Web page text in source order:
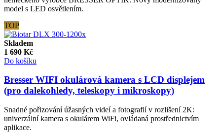
model s LED osvětlením.
TOP
Skladem
1 690 Kč
Do košíku
Bresser WIFI okulárová kamera s LCD displejem
(pro dalekohledy, teleskopy i mikroskopy)
Snadné pořizování úžasných videí a fotografií v rozlišení 2K:
univerzální kamera s okulárem WiFi, ovládaná prostřednictvím
aplikace.